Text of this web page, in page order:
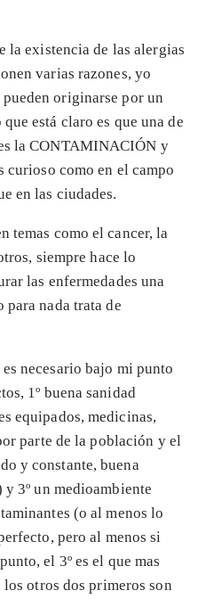
la existencia de las alergias
varias razones, yo
originarse por un
está claro es que una de
la CONTAMINACIÓN y
curioso como en el campo
en las ciudades.
temas como el cancer, la
siempre hace lo
las enfermedades una
para nada trata de
necesario bajo mi punto
1º buena sanidad
equipados, medicinas,
parte de la población y el
y constante, buena
3º un medioambiente
(o al menos lo
pero al menos si
el 3º es el que mas
otros dos primeros son